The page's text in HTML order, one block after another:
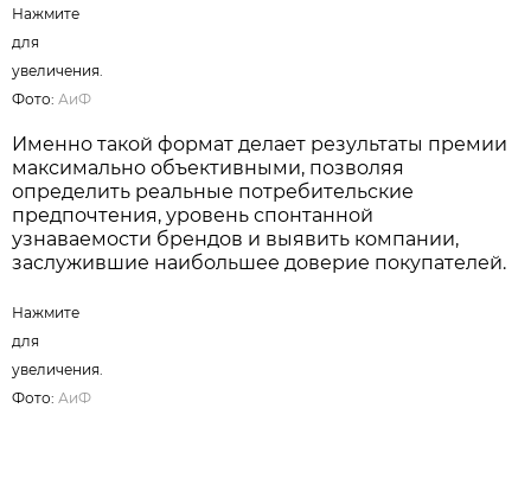
принципе независимого потребительского
выбора. В анкетах отсутствуют готовые варианты
бренды и производителей, отвечая всего на
один вопрос: «Какую марку вы считаете лучшей в
своей категории, которой доверяете и готовы
рекомендовать?»